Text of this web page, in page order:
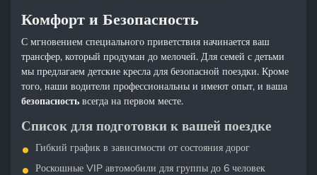
Комфорт и Безопасность
С мгновением специального приветствия начинается ваш
трансфер, который продуман до мелочей. Для семей с детьми
мы предлагаем детские кресла для безопасной поездки. Кроме
того, наши водители профессиональны и имеют опыт, и ваша
безопасность всегда на первом месте.
Список для подготовки к вашей поездке
Гибкий график в зависимости от состояния дорог
Роскошные VIP автомобили для группы до 6 человек